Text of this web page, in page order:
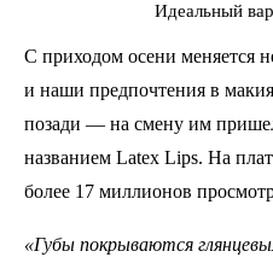
Идеальный
С приходом осени меняется
и наши предпочтения в
позади — на смену им
названием Latex Lips. На
более 17 миллионов
«Губы покрываются